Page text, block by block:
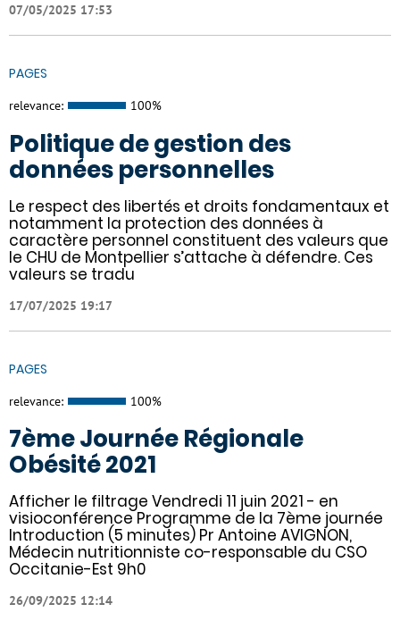
07/05/2025 17:53
PAGES
relevance: 100%
Politique de gestion des
données personnelles
Le respect des libertés et droits fondamentaux et
notamment la protection des données à
caractère personnel constituent des valeurs que
le CHU de Montpellier s’attache à défendre. Ces
valeurs se tradu
17/07/2025 19:17
PAGES
relevance: 100%
7ème Journée Régionale
Obésité 2021
Afficher le filtrage Vendredi 11 juin 2021 - en
visioconférence Programme de la 7ème journée
Introduction (5 minutes) Pr Antoine AVIGNON,
Médecin nutritionniste co-responsable du CSO
Occitanie-Est 9h0
26/09/2025 12:14